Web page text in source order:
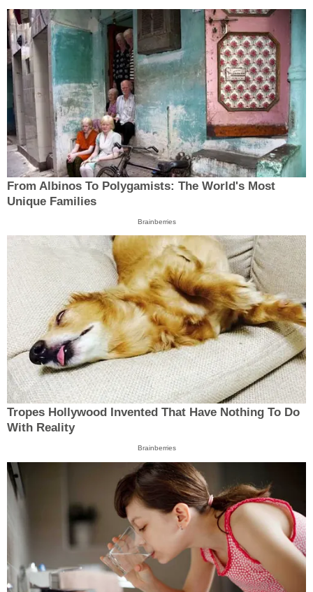
From Albinos To Polygamists: The World's Most
Unique Families
Brainberries
Tropes Hollywood Invented That Have Nothing To Do
With Reality
Brainberries